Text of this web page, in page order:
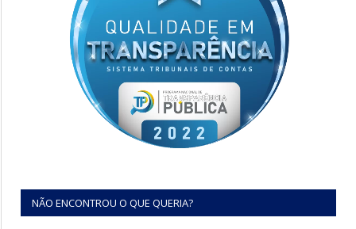
NÃO ENCONTROU O QUE QUERIA?